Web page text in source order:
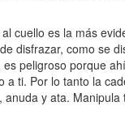
cuello es la más
disfrazar, como se
peligroso porque
a ti. Por lo tanto la
y ata.